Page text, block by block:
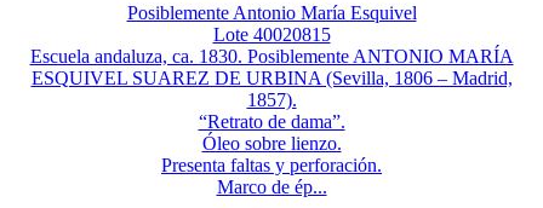
Posiblemente Antonio María Esquivel
Lote 40020815
Escuela andaluza, ca. 1830. Posiblemente ANTONIO MARÍA
ESQUIVEL SUAREZ DE URBINA (Sevilla, 1806 – Madrid,
1857).
“Retrato de dama”.
Óleo sobre lienzo.
Presenta faltas y perforación.
Marco de ép...